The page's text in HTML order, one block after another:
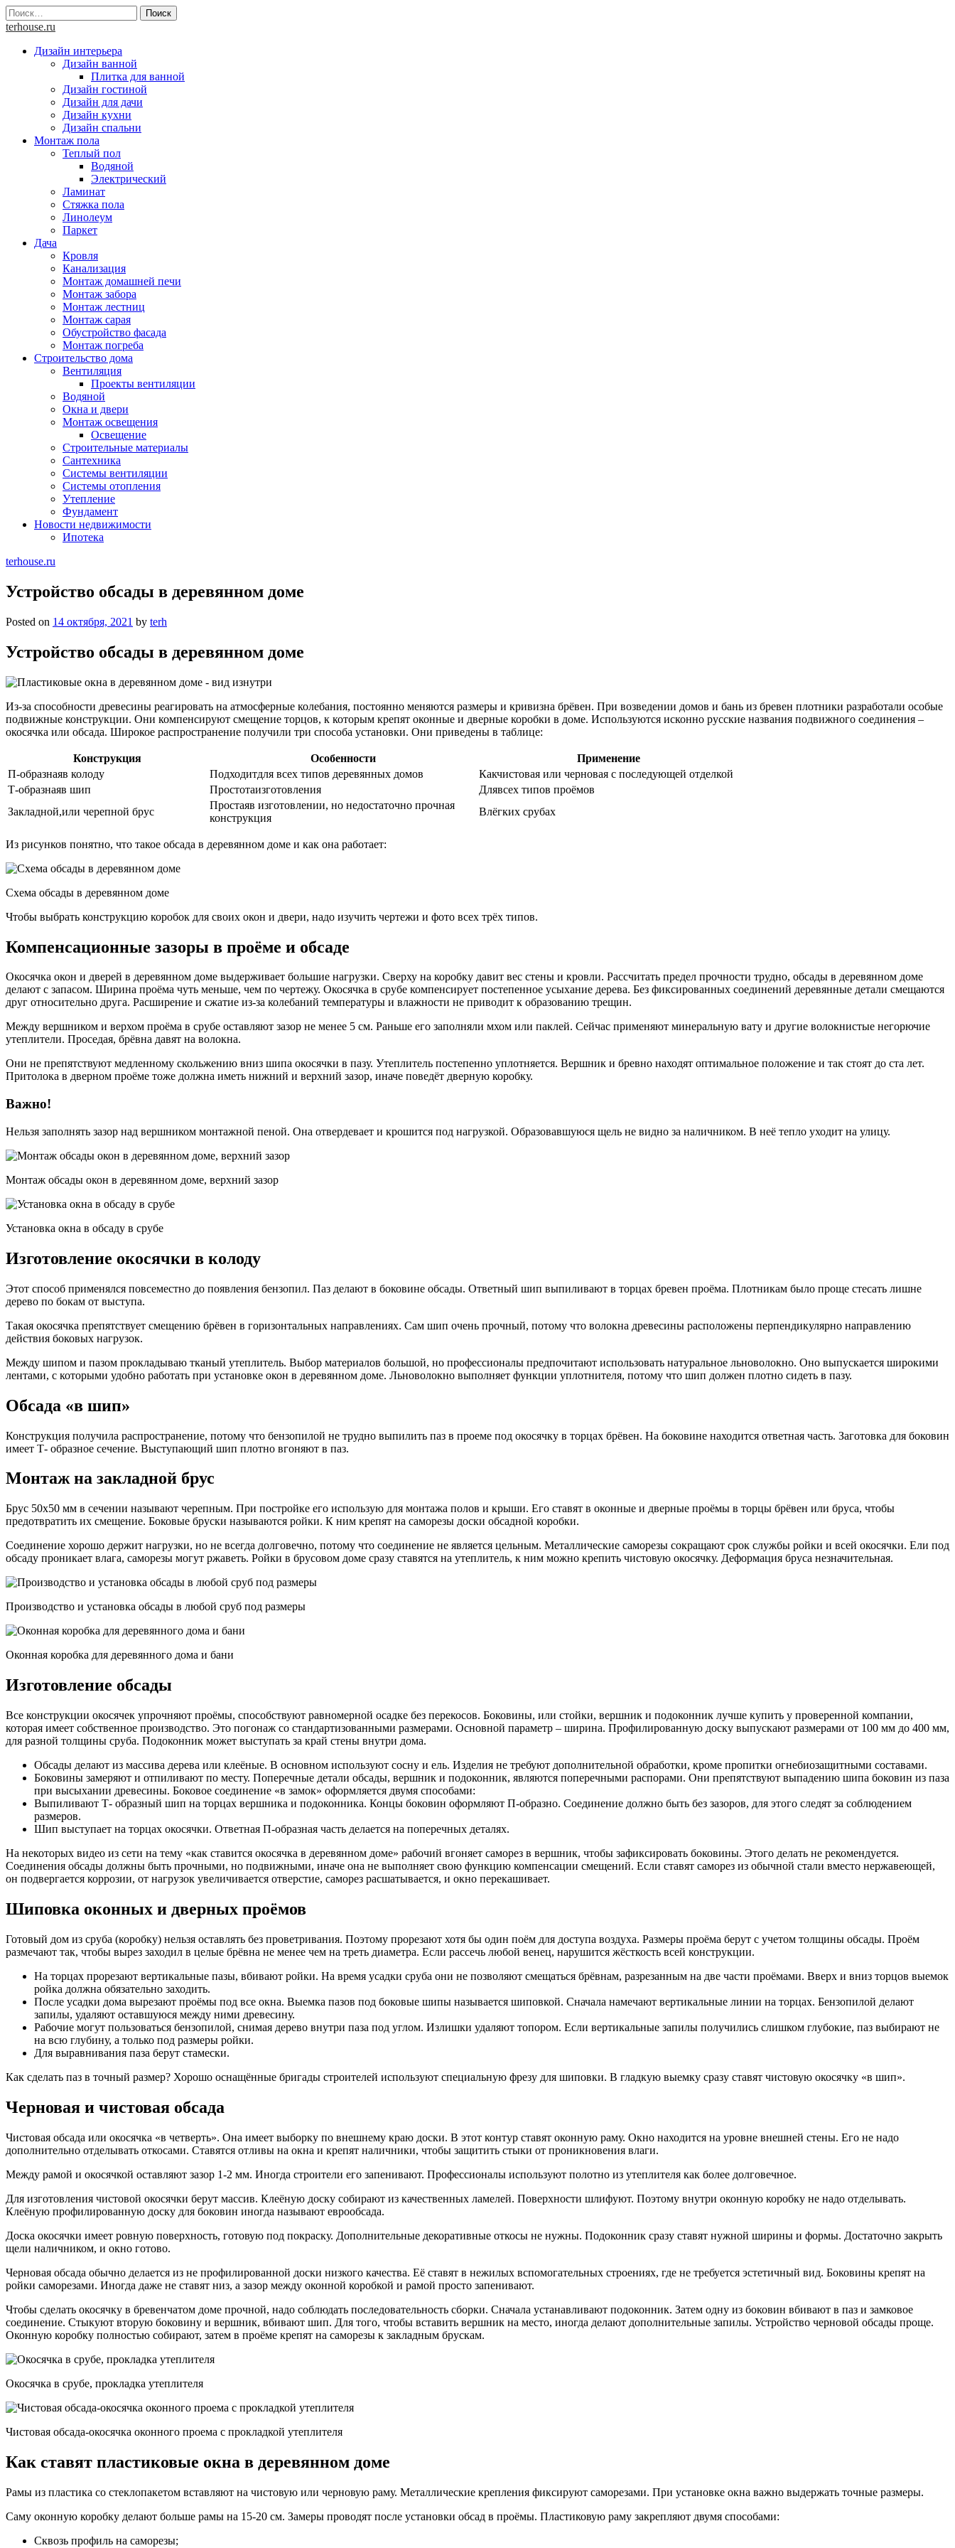
Skip
to
Найти:
terhouse.ru
Дизайн интерьера
Дизайн ванной
Плитка для ванной
Дизайн гостиной
Дизайн для дачи
Дизайн кухни
Дизайн спальни
Монтаж пола
Теплый пол
Водяной
Электрический
Ламинат
Стяжка пола
Линолеум
Паркет
Дача
Кровля
Канализация
Монтаж домашней печи
Монтаж забора
Монтаж лестниц
Монтаж сарая
Обустройство фасада
Монтаж погреба
Строительство дома
Вентиляция
Проекты вентиляции
Водяной
Окна и двери
Монтаж освещения
Освещение
Строительные материалы
Сантехника
Системы вентиляции
Системы отопления
Утепление
Фундамент
Новости недвижимости
Ипотека
terhouse.ru
Устройство обсады в деревянном доме
Posted on 14 октября, 2021 by terh
Устройство обсады в деревянном доме
Из-за способности древесины реагировать на атмосферные колебания, постоянно меняются размеры и кривизна брёвен. При возведении домов и бань из бревен плотники разработали особые
подвижные конструкции. Они компенсируют смещение торцов, к которым крепят оконные и дверные коробки в доме. Используются исконно русские названия подвижного соединения –
окосячка или обсада. Широкое распространение получили три способа установки. Они приведены в таблице:
Конструкция Особенности
Применение
П-образнаяв колоду
Подходитдля всех типов деревянных домов
Какчистовая или черновая с последующей отделкой
Т-образнаяв шип
Простотаизготовления
Длявсех типов проёмов
Закладной,или черепной брус
Простаяв изготовлении, но недостаточно прочная
конструкция
Влёгких срубах
Из рисунков понятно, что такое обсада в деревянном доме и как она работает:
Схема обсады в деревянном доме
Чтобы выбрать конструкцию коробок для своих окон и двери, надо изучить чертежи и фото всех трёх типов.
Компенсационные зазоры в проёме и обсаде
Окосячка окон и дверей в деревянном доме выдерживает большие нагрузки. Сверху на коробку давит вес стены и кровли. Рассчитать предел прочности трудно, обсады в деревянном доме
делают с запасом. Ширина проёма чуть меньше, чем по чертежу. Окосячка в срубе компенсирует постепенное усыхание дерева. Без фиксированных соединений деревянные детали смещаются
друг относительно друга. Расширение и сжатие из-за колебаний температуры и влажности не приводит к образованию трещин.
Между вершником и верхом проёма в срубе оставляют зазор не менее 5 см. Раньше его заполняли мхом или паклей. Сейчас применяют минеральную вату и другие волокнистые негорючие
утеплители. Проседая, брёвна давят на волокна.
Они не препятствуют медленному скольжению вниз шипа окосячки в пазу. Утеплитель постепенно уплотняется. Вершник и бревно находят оптимальное положение и так стоят до ста лет.
Притолока в дверном проёме тоже должна иметь нижний и верхний зазор, иначе поведёт дверную коробку.
Важно!
Нельзя заполнять зазор над вершником монтажной пеной. Она отвердевает и крошится под нагрузкой. Образовавшуюся щель не видно за наличником. В неё тепло уходит на улицу.
Монтаж обсады окон в деревянном доме, верхний зазор
Установка окна в обсаду в срубе
Изготовление окосячки в колоду
Этот способ применялся повсеместно до появления бензопил. Паз делают в боковине обсады. Ответный шип выпиливают в торцах бревен проёма. Плотникам было проще стесать лишне
дерево по бокам от выступа.
Такая окосячка препятствует смещению брёвен в горизонтальных направлениях. Сам шип очень прочный, потому что волокна древесины расположены перпендикулярно направлению
действия боковых нагрузок.
Между шипом и пазом прокладываю тканый утеплитель. Выбор материалов большой, но профессионалы предпочитают использовать натуральное льноволокно. Оно выпускается широкими
лентами, с которыми удобно работать при установке окон в деревянном доме. Льноволокно выполняет функции уплотнителя, потому что шип должен плотно сидеть в пазу.
Обсада «в шип»
Конструкция получила распространение, потому что бензопилой не трудно выпилить паз в проеме под окосячку в торцах брёвен. На боковине находится ответная часть. Заготовка для боковин
имеет Т- образное сечение. Выступающий шип плотно вгоняют в паз.
Монтаж на закладной брус
Брус 50х50 мм в сечении называют черепным. При постройке его использую для монтажа полов и крыши. Его ставят в оконные и дверные проёмы в торцы брёвен или бруса, чтобы
предотвратить их смещение. Боковые бруски называются ройки. К ним крепят на саморезы доски обсадной коробки.
Соединение хорошо держит нагрузки, но не всегда долговечно, потому что соединение не является цельным. Металлические саморезы сокращают срок службы ройки и всей окосячки. Ели под
обсаду проникает влага, саморезы могут ржаветь. Ройки в брусовом доме сразу ставятся на утеплитель, к ним можно крепить чистовую окосячку. Деформация бруса незначительная.
Производство и установка обсады в любой сруб под размеры
Оконная коробка для деревянного дома и бани
Изготовление обсады
Все конструкции окосячек упрочняют проёмы, способствуют равномерной осадке без перекосов. Боковины, или стойки, вершник и подоконник лучше купить у проверенной компании,
которая имеет собственное производство. Это погонаж со стандартизованными размерами. Основной параметр – ширина. Профилированную доску выпускают размерами от 100 мм до 400 мм,
для разной толщины сруба. Подоконник может выступать за край стены внутри дома.
Обсады делают из массива дерева или клеёные. В основном используют сосну и ель. Изделия не требуют дополнительной обработки, кроме пропитки огнебиозащитными составами.
Боковины замеряют и отпиливают по месту. Поперечные детали обсады, вершник и подоконник, являются поперечными распорами. Они препятствуют выпадению шипа боковин из паза
при высыхании древесины. Боковое соединение «в замок» оформляется двумя способами:
Выпиливают Т- образный шип на торцах вершника и подоконника. Концы боковин оформляют П-образно. Соединение должно быть без зазоров, для этого следят за соблюдением
размеров.
Шип выступает на торцах окосячки. Ответная П-образная часть делается на поперечных деталях.
На некоторых видео из сети на тему «как ставится окосячка в деревянном доме» рабочий вгоняет саморез в вершник, чтобы зафиксировать боковины. Этого делать не рекомендуется.
Соединения обсады должны быть прочными, но подвижными, иначе она не выполняет свою функцию компенсации смещений. Если ставят саморез из обычной стали вместо нержавеющей,
он подвергается коррозии, от нагрузок увеличивается отверстие, саморез расшатывается, и окно перекашивает.
Шиповка оконных и дверных проёмов
Готовый дом из сруба (коробку) нельзя оставлять без проветривания. Поэтому прорезают хотя бы один поём для доступа воздуха. Размеры проёма берут с учетом толщины обсады. Проём
размечают так, чтобы вырез заходил в целые брёвна не менее чем на треть диаметра. Если рассечь любой венец, нарушится жёсткость всей конструкции.
На торцах прорезают вертикальные пазы, вбивают ройки. На время усадки сруба они не позволяют смещаться брёвнам, разрезанным на две части проёмами. Вверх и вниз торцов выемок
ройка должна обязательно заходить.
После усадки дома вырезают проёмы под все окна. Выемка пазов под боковые шипы называется шиповкой. Сначала намечают вертикальные линии на торцах. Бензопилой делают
запилы, удаляют оставшуюся между ними древесину.
Рабочие могут пользоваться бензопилой, снимая дерево внутри паза под углом. Излишки удаляют топором. Если вертикальные запилы получились слишком глубокие, паз выбирают не
на всю глубину, а только под размеры ройки.
Для выравнивания паза берут стамески.
Как сделать паз в точный размер? Хорошо оснащённые бригады строителей используют специальную фрезу для шиповки. В гладкую выемку сразу ставят чистовую окосячку «в шип».
Черновая и чистовая обсада
Чистовая обсада или окосячка «в четверть». Она имеет выборку по внешнему краю доски. В этот контур ставят оконную раму. Окно находится на уровне внешней стены. Его не надо
дополнительно отделывать откосами. Ставятся отливы на окна и крепят наличники, чтобы защитить стыки от проникновения влаги.
Между рамой и окосячкой оставляют зазор 1-2 мм. Иногда строители его запенивают. Профессионалы используют полотно из утеплителя как более долговечное.
Для изготовления чистовой окосячки берут массив. Клеёную доску собирают из качественных ламелей. Поверхности шлифуют. Поэтому внутри оконную коробку не надо отделывать.
Клеёную профилированную доску для боковин иногда называют еврообсада.
Доска окосячки имеет ровную поверхность, готовую под покраску. Дополнительные декоративные откосы не нужны. Подоконник сразу ставят нужной ширины и формы. Достаточно закрыть
щели наличником, и окно готово.
Черновая обсада обычно делается из не профилированной доски низкого качества. Её ставят в нежилых вспомогательных строениях, где не требуется эстетичный вид. Боковины крепят на
ройки саморезами. Иногда даже не ставят низ, а зазор между оконной коробкой и рамой просто запенивают.
Чтобы сделать окосячку в бревенчатом доме прочной, надо соблюдать последовательность сборки. Сначала устанавливают подоконник. Затем одну из боковин вбивают в паз и замковое
соединение. Стыкуют вторую боковину и вершник, вбивают шип. Для того, чтобы вставить вершник на место, иногда делают дополнительные запилы. Устройство черновой обсады проще.
Оконную коробку полностью собирают, затем в проёме крепят на саморезы к закладным брускам.
Окосячка в срубе, прокладка утеплителя
Чистовая обсада-окосячка оконного проема с прокладкой утеплителя
Как ставят пластиковые окна в деревянном доме
Рамы из пластика со стеклопакетом вставляют на чистовую или черновую раму. Металлические крепления фиксируют саморезами. При установке окна важно выдержать точные размеры.
Саму оконную коробку делают больше рамы на 15-20 см. Замеры проводят после установки обсад в проёмы. Пластиковую раму закрепляют двумя способами:
Сквозь профиль на саморезы;